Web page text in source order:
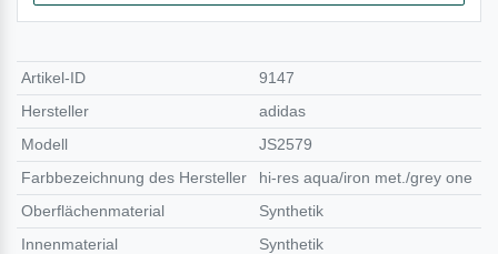
Artikel-ID
9147
Hersteller
adidas
Modell
JS2579
Farbbezeichnung des Hersteller
hi-res aqua/iron met./grey one
Oberflächenmaterial
Synthetik
Innenmaterial
Synthetik